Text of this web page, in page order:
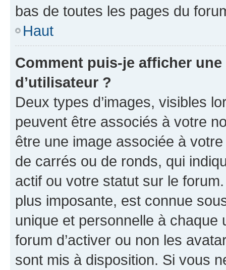
bas de toutes les pages du
Haut
Comment puis-je afficher
d’utilisateur ?
Deux types d’images, visibles
peuvent être associés à votre
être une image associée à
de carrés ou de ronds, qui
actif ou votre statut sur le
plus imposante, est connue
unique et personnelle à chaque
forum d’activer ou non les
sont mis à disposition. Si vous